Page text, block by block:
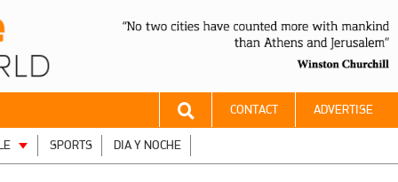
CONTACT ADVERTISE
SPORTS DIA Y NOCHE